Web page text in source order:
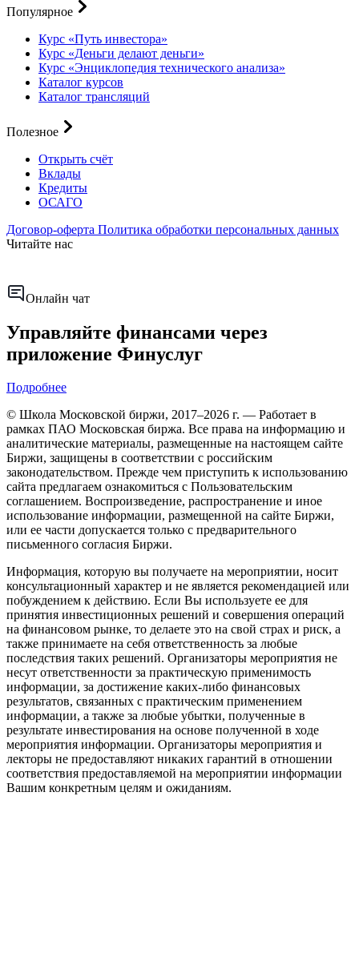
Популярное
Курс «Путь инвестора»
Курс «Деньги делают деньги»
Курс «Энциклопедия технического анализа»
Каталог курсов
Каталог трансляций
Полезное
Открыть счёт
Вклады
Кредиты
ОСАГО
Договор-оферта Политика обработки персональных данных
Читайте нас
Онлайн чат
Управляйте финансами через
приложение Финуслуг
Подробнее
© Школа Московской биржи, 2017–2026 г. — Работает в
рамках ПАО Московская биржа. Все права на информацию и
аналитические материалы, размещенные на настоящем сайте
Биржи, защищены в соответствии с российским
законодательством. Прежде чем приступить к использованию
сайта предлагаем ознакомиться с Пользовательским
соглашением. Воспроизведение, распространение и иное
использование информации, размещенной на сайте Биржи,
или ее части допускается только с предварительного
письменного согласия Биржи.
Информация, которую вы получаете на мероприятии, носит
консультационный характер и не является рекомендацией или
побуждением к действию. Если Вы используете ее для
принятия инвестиционных решений и совершения операций
на финансовом рынке, то делаете это на свой страх и риск, а
также принимаете на себя ответственность за любые
последствия таких решений. Организаторы мероприятия не
несут ответственности за практическую применимость
информации, за достижение каких-либо финансовых
результатов, связанных с практическим применением
информации, а также за любые убытки, полученные в
результате инвестирования на основе полученной в ходе
мероприятия информации. Организаторы мероприятия и
лекторы не предоставляют никаких гарантий в отношении
соответствия предоставляемой на мероприятии информации
Вашим конкретным целям и ожиданиям.